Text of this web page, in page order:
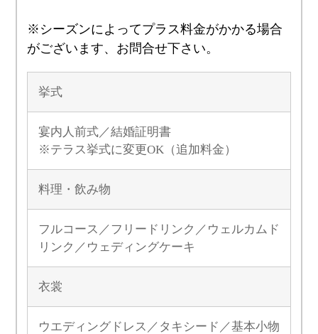
※シーズンによってプラス料金がかかる場合
がございます、お問合せ下さい。
挙式
宴内人前式／結婚証明書
※テラス挙式に変更OK（追加料金）
料理・飲み物
フルコース／フリードリンク／ウェルカムド
リンク／ウェディングケーキ
衣裳
ウエディングドレス／タキシード／基本小物